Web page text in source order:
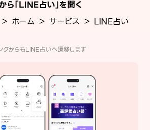
ら「LINE占い」を開く
ホーム ＞ サービス ＞ LINE占い
からもLINE占いへ遷移します